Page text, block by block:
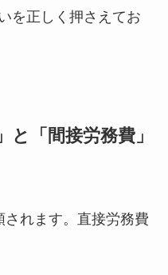
を正しく押さえてお
と「間接労務費」
れます。直接労務費